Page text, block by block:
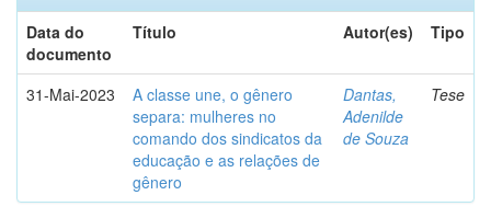
Data do
documento
Título Autor(es) Tipo
31-Mai-2023
A classe une, o gênero
separa: mulheres no
comando dos sindicatos da
educação e as relações de
gênero
Dantas,
Adenilde
de Souza
Tese